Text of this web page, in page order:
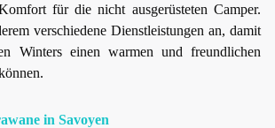
für die nicht ausgerüsteten Camper.
verschiedene Dienstleistungen an, damit
Winters einen warmen und freundlichen
in Savoyen